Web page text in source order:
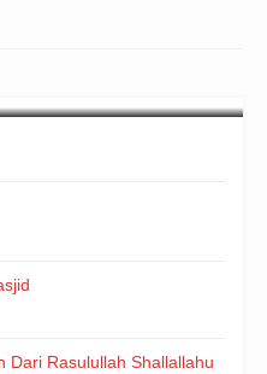
Dari Rasulullah Shallallahu